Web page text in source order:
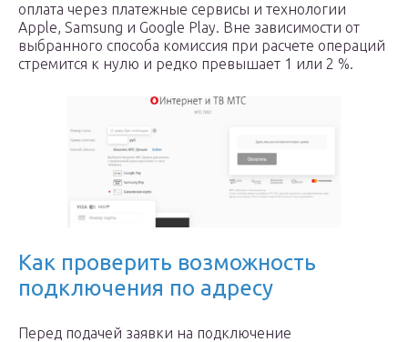
оплата через платежные сервисы и технологии
Apple, Samsung и Google Play. Вне зависимости от
выбранного способа комиссия при расчете операций
стремится к нулю и редко превышает 1 или 2 %.
Как проверить возможность
подключения по адресу
Перед подачей заявки на подключение